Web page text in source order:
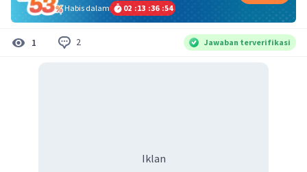
Habis dalam
02 :13 :36 :54
1 2 Jawaban terverifikasi
Iklan